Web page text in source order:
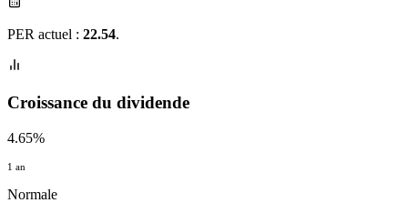
PER actuel : 22.54.
Croissance du dividende
4.65%
1 an
Normale